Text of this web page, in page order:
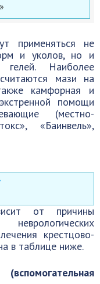
применяться не
и уколов, но и
Наиболее
мази на
камфорная и
помощи
(местно-
«Баинвель»,
от причины
крестцово-
в таблице ниже.